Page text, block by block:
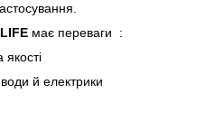
має переваги :
й електрики